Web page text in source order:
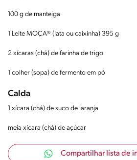
100 g de manteiga
1 Leite MOÇA® (lata ou caixinha) 395 g
2 xícaras (chá) de farinha de trigo
1 colher (sopa) de fermento em pó
Calda
1 xícara (chá) de suco de laranja
meia xícara (chá) de açúcar
Compartilhar lista de